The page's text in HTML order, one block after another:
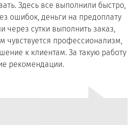
Здесь все выполнили быстро,
ошибок, деньги на предоплату
через сутки выполнить заказ,
чувствуется профессионализм,
к клиентам. За такую работу
рекомендации.